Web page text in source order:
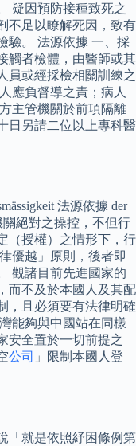
疑因預防接種致死之
不足以瞭解死因，致有
驗。 法源依據 一、採
觸者檢體，由醫師或其
員或經採檢相關訓練之
應負督導之責；病人
主管機關於前項隔離
日另請二位以上專科醫
法源依據 der
關絕對之操控，不但行
（授權）之情形下，行
優越」原則，後者即
觀諸目前先進國家的
而不及於本國人及其配
，且必須要有法律明確
能夠與中國站在同樣
安全置於一切前提之
公司 」限制本國人登
「就是依照紓困條例第